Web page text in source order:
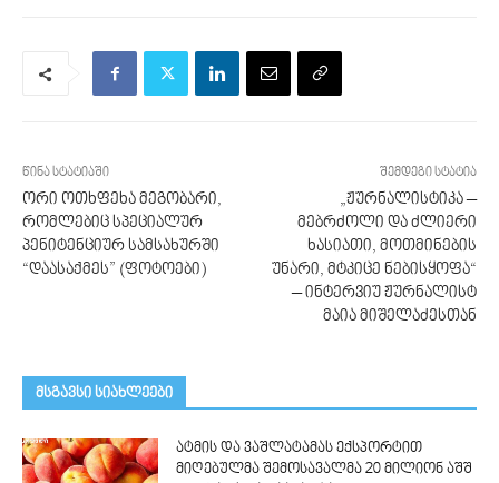
წინა სტატიაში
ორი ოთხფეხა მეგობარი,
რომლებიც სპეციალურ
პენიტენციურ სამსახურში
“დაასაქმეს” (ფოტოები)
შემდეგი სტატია
„ჟურნალისტიკა –
მებრძოლი და ძლიერი
ხასიათი, მოთმინების
უნარი, მტკიცე ნებისყოფა“
– ინტერვიუ ჟურნალისტ
მაია მიშელაძესთან
მსგავსი სიახლეები
ატმის და ვაშლატამას ექსპორტით
მიღებულმა შემოსავალმა 20 მილიონ აშშ